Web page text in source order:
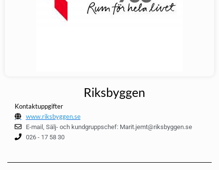
Riksbyggen
Kontaktuppgifter
www.riksbyggen.se
E-mail, Sälj- och kundgruppschef: Marit.jemt@riksbyggen.se
026 - 17 58 30